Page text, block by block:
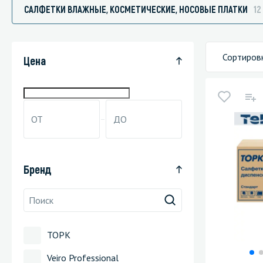
Защитные
стрипперы
Средства
Средства
САЛФЕТКИ ВЛАЖНЫЕ, КОСМЕТИЧЕСКИЕ, НОСОВЫЕ ПЛАТКИ 12
Цена
Бренд
ТОРК
Veiro Professional